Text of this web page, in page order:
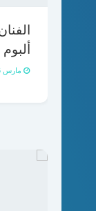
مارس 16, 2021